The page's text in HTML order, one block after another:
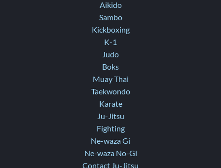
Aikido
Sambo
Kickboxing
K-1
Judo
Boks
Muay Thai
Taekwondo
Karate
Ju-Jitsu
Fighting
Ne-waza Gi
Ne-waza No-Gi
Contact Ju-Jitsu